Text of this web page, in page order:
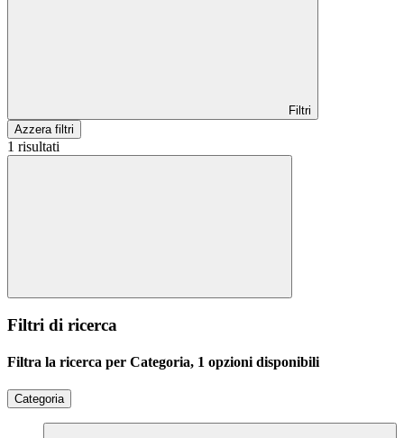
Filtri
Azzera filtri
1 risultati
Filtri di ricerca
Filtra la ricerca per Categoria, 1 opzioni disponibili
Categoria